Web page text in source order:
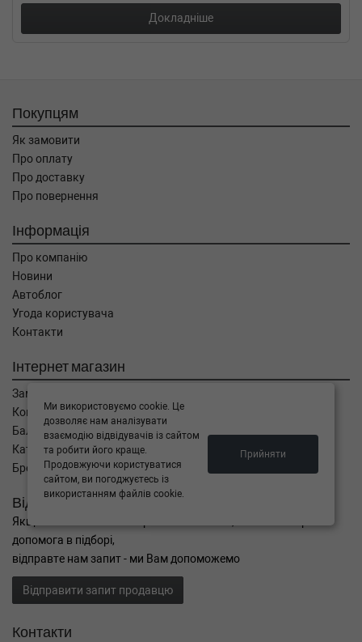
Докладніше
Покупцям
Як замовити
Про оплату
Про доставку
Про повернення
Інформація
Про компанію
Новини
Автоблог
Угода користувача
Контакти
Інтернет магазин
Замовлення
Кошик
Баланс
Каталог товарів
Бренди
Відправити запит
Якщо Ви не знайшли потрібні запчастини, або Вам потрібна
допомога в підборі,
відправте нам запит - ми Вам допоможемо
Відправити запит продавцю
Контакти
Ми використовуємо cookie. Це
дозволяє нам аналізувати
взаємодію відвідувачів із сайтом
та робити його краще.
Продовжуючи користуватися
сайтом, ви погоджуєтесь із
використанням файлів cookie.
Прийняти